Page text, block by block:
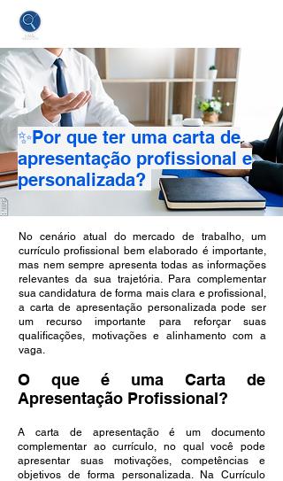
✨Por que ter uma carta de
apresentação profissional e
personalizada?
No cenário atual do mercado de trabalho, um
currículo profissional bem elaborado é importante,
mas nem sempre apresenta todas as informações
relevantes da sua trajetória. Para complementar
sua candidatura de forma mais clara e profissional,
a carta de apresentação personalizada pode ser
um recurso importante para reforçar suas
qualificações, motivações e alinhamento com a
vaga.
O que é uma Carta de
Apresentação Profissional?
A carta de apresentação é um documento
complementar ao currículo, no qual você pode
apresentar suas motivações, competências e
objetivos de forma personalizada. Na Currículo